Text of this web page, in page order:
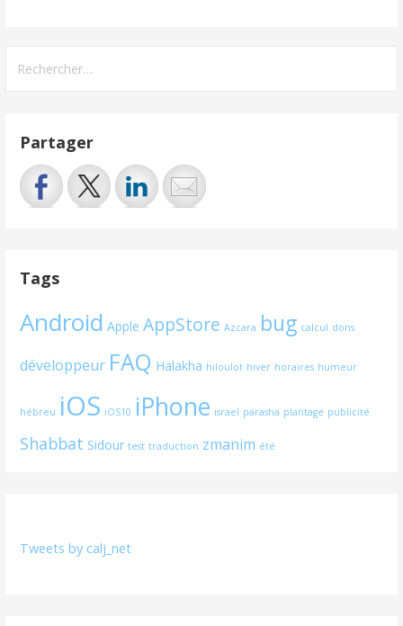
Partager
Tags
Android Apple AppStore Azcara bug calcul dons
développeur FAQ Halakha hiloulot hiver horaires humeur
hébreu iOS iOS10 iPhone israel parasha plantage publicité
Shabbat Sidour test traduction zmanim été
Tweets by calj_net